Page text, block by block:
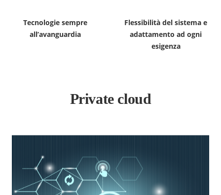
Tecnologie sempre
all’avanguardia
Flessibilità del sistema e
adattamento ad ogni
esigenza
Private cloud